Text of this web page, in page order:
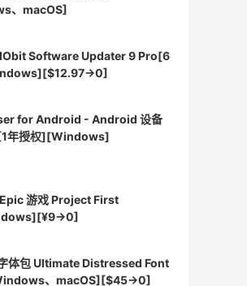
、macOS]
IObit Software Updater 9 Pro[6
for Android - Android 设备
年授权][Windows]
游戏 Project First
体包 Ultimate Distressed Font
、macOS][$45→0]